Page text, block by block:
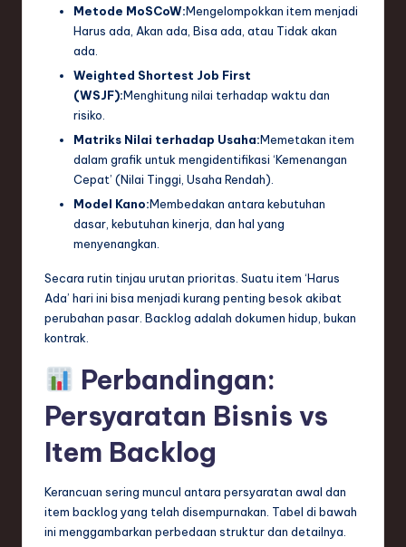
Metode MoSCoW:Mengelompokkan item menjadi
Harus ada, Akan ada, Bisa ada, atau Tidak akan
ada.
Weighted Shortest Job First
(WSJF):Menghitung nilai terhadap waktu dan
risiko.
Matriks Nilai terhadap Usaha:Memetakan item
dalam grafik untuk mengidentifikasi ‘Kemenangan
Cepat’ (Nilai Tinggi, Usaha Rendah).
Model Kano:Membedakan antara kebutuhan
dasar, kebutuhan kinerja, dan hal yang
menyenangkan.
Secara rutin tinjau urutan prioritas. Suatu item ‘Harus
Ada’ hari ini bisa menjadi kurang penting besok akibat
perubahan pasar. Backlog adalah dokumen hidup, bukan
kontrak.
Perbandingan:
Persyaratan Bisnis vs
Item Backlog
Kerancuan sering muncul antara persyaratan awal dan
item backlog yang telah disempurnakan. Tabel di bawah
ini menggambarkan perbedaan struktur dan detailnya.